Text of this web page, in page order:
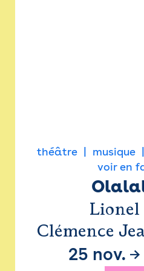
théâtre musique
voir en
Lionel
Clémence
25 nov. →